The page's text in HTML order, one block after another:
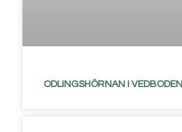
ODLINGSHÖRNAN I VEDBODEN